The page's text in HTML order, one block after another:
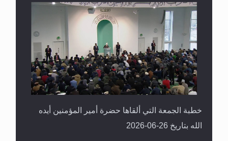
خطبة الجمعة التي ألقاها حضرة أمير المؤمنين أيده
الله بتاريخ 26-06-2026